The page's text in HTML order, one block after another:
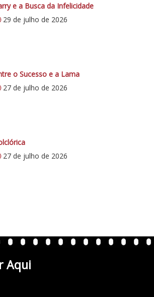
e a Busca da Infelicidade
29 de julho de 2026
o Sucesso e a Lama
27 de julho de 2026
27 de julho de 2026
Aqui